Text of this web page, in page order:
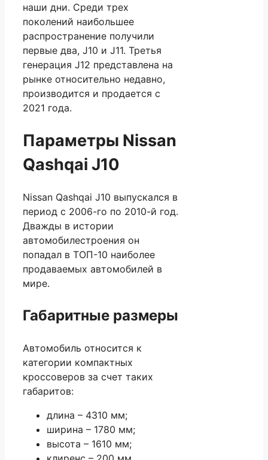
наши дни. Среди трех
поколений наибольшее
распространение получили
первые два, J10 и J11. Третья
генерация J12 представлена на
рынке относительно недавно,
производится и продается с
2021 года.
Параметры Nissan
Qashqai J10
Nissan Qashqai J10 выпускался в
период с 2006-го по 2010-й год.
Дважды в истории
автомобилестроения он
попадал в ТОП-10 наиболее
продаваемых автомобилей в
мире.
Габаритные размеры
Автомобиль относится к
категории компактных
кроссоверов за счет таких
габаритов:
длина – 4310 мм;
ширина – 1780 мм;
высота – 1610 мм;